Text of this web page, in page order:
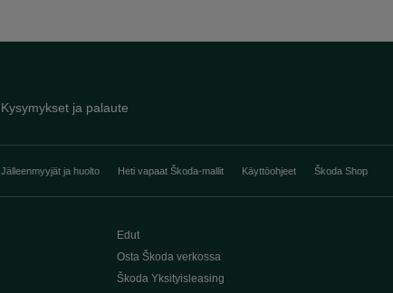
Kysymykset ja palaute
Jälleenmyyjät ja huolto Heti vapaat Škoda-mallit Käyttöohjeet Škoda Shop
Edut
Osta Škoda verkossa
Škoda Yksityisleasing